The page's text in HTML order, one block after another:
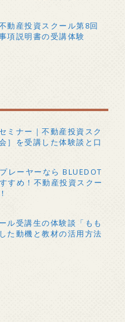
動産投資スクール第8回
項説明書の受講体験
ミナー｜不動産投資スク
］を受講した体験談と口
レーヤーなら BLUEDOT
すめ！不動産投資スクー
ル受講生の体験談「もも
た動機と教材の活用方法